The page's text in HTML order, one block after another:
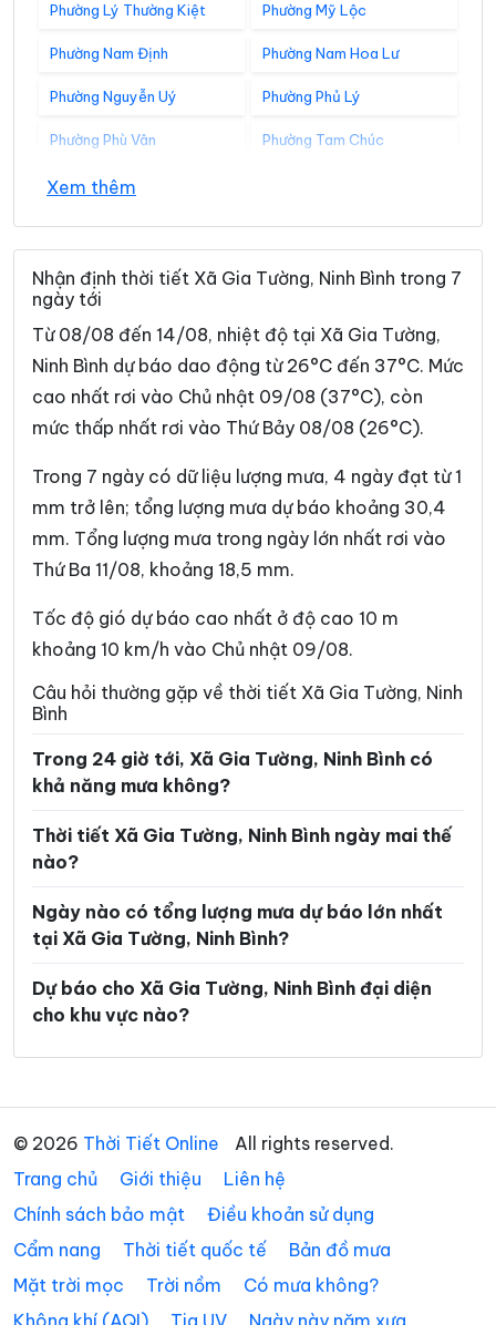
Phường Lý Thường Kiệt Phường Mỹ Lộc
Phường Nam Định Phường Nam Hoa Lư
Phường Nguyễn Uý Phường Phủ Lý
Phường Phù Vân Phường Tam Chúc
Phường Tam Điệp
Phường Thành Nam Phường Thiên Trường
Phường Tiên Sơn Phường Trung Sơn
Phường Trường Thi
Phường Yên Sơn Phường Yên Thắng
Xã Bắc Lý Xã Bình An
Xã Bình Giang Xã Bình Lục
Xã Bình Minh Xã Bình Mỹ
Xã Bình Sơn Xã Cát Thành
Xã Chất Bình Xã Cổ Lễ
Xã Cúc Phương Xã Đại Hoàng
Xã Định Hóa Xã Đồng Thái
Xã Đồng Thịnh Xã Gia Hưng
Xã Gia Trấn
Xã Gia Viễn Xã Giao Bình
Xã Giao Hòa
Xã Giao Minh Xã Giao Ninh
Xã Giao Phúc Xã Giao Thuỷ
Xã Hải An
Xã Hải Tiến Xã Hải Xuân
Xã Hiển Khánh Xã Hồng Phong
Xã Khánh Hội Xã Khánh Nhạc
Xã Khánh Thiện Xã Khánh Trung
Xem thêm
Nhận định thời tiết Xã Gia Tường, Ninh Bình trong 7
ngày tới
Từ 08/08 đến 14/08, nhiệt độ tại Xã Gia Tường,
Ninh Bình dự báo dao động từ 26°C đến 37°C. Mức
cao nhất rơi vào Chủ nhật 09/08 (37°C), còn
mức thấp nhất rơi vào Thứ Bảy 08/08 (26°C).
Trong 7 ngày có dữ liệu lượng mưa, 4 ngày đạt từ 1
mm trở lên; tổng lượng mưa dự báo khoảng 30,4
mm. Tổng lượng mưa trong ngày lớn nhất rơi vào
Thứ Ba 11/08, khoảng 18,5 mm.
Tốc độ gió dự báo cao nhất ở độ cao 10 m
khoảng 10 km/h vào Chủ nhật 09/08.
Câu hỏi thường gặp về thời tiết Xã Gia Tường, Ninh
Bình
Trong 24 giờ tới, Xã Gia Tường, Ninh Bình có
khả năng mưa không?
Thời tiết Xã Gia Tường, Ninh Bình ngày mai thế
nào?
Ngày nào có tổng lượng mưa dự báo lớn nhất
tại Xã Gia Tường, Ninh Bình?
Dự báo cho Xã Gia Tường, Ninh Bình đại diện
cho khu vực nào?
© 2026 Thời Tiết Online
All rights reserved.
Trang chủ
Giới thiệu
Liên hệ
Chính sách bảo mật
Điều khoản sử dụng
Cẩm nang
Thời tiết quốc tế
Bản đồ mưa
Mặt trời mọc
Trời nồm
Có mưa không?